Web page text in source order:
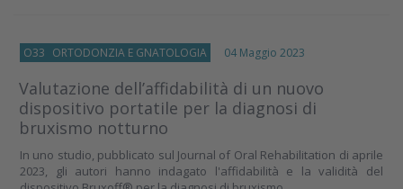
O33 ORTODONZIA E GNATOLOGIA 04 Maggio 2023
Valutazione dell’affidabilità di un nuovo
dispositivo portatile per la diagnosi di
bruxismo notturno
In uno studio, pubblicato sul Journal of Oral Rehabilitation di aprile
2023, gli autori hanno indagato l'affidabilità e la validità del